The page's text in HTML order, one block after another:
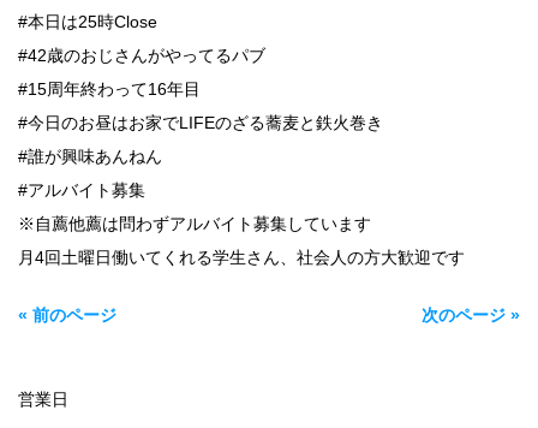
#本日は25時Close
#42歳のおじさんがやってるパブ
#15周年終わって16年目
#今日のお昼はお家でLIFEのざる蕎麦と鉄火巻き
#誰が興味あんねん
#アルバイト募集
※自薦他薦は問わずアルバイト募集しています
月4回土曜日働いてくれる学生さん、社会人の方大歓迎です
« 前のページ 次のページ »
営業日